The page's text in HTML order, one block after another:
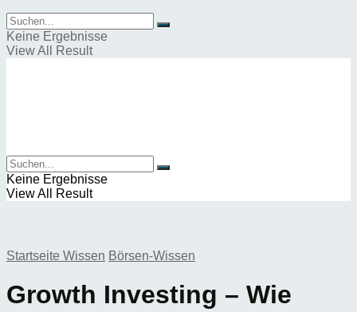
Keine Ergebnisse
View All Result
Keine Ergebnisse
View All Result
Startseite Wissen Börsen-Wissen
Growth Investing – Wie